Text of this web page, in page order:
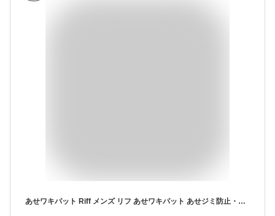
あせワキパット Riff メンズ リフ あせワキパット あせジミ防止・防臭シート 脇汗に ホワイト デオドラントシトラスの香り 20枚(10組)